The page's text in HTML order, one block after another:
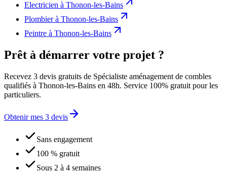
Electricien à Thonon-les-Bains
Plombierà Thonon-les-Bains
Peintre à Thonon-les-Bains
Prêt à démarrer votre projet ?
Recevez 3 devis gratuits de Spécialiste aménagement de combles
qualifiés à Thonon-les-Bains en 48h. Service 100% gratuit pour les
particuliers.
Obtenir mes 3 devis
Sans engagement
100 % gratuit
Sous 2 à 4 semaines